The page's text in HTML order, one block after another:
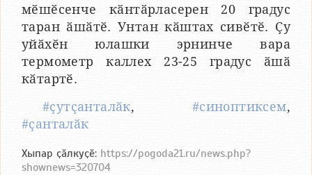
мӗшӗсенче кӑнтӑрласерен 20 градус
таран ӑшӑтӗ. Унтан кӑштах сивӗтӗ. Ҫу
уйӑхӗн юлашки эрнинче вара
термометр каллех 23-25 градус ӑшӑ
кӑтартӗ.
#ҫутҫанталӑк, #синоптиксем,
#ҫанталӑк
Хыпар ҫӑлкуҫӗ: https://pogoda21.ru/news.php?
shownews=320704